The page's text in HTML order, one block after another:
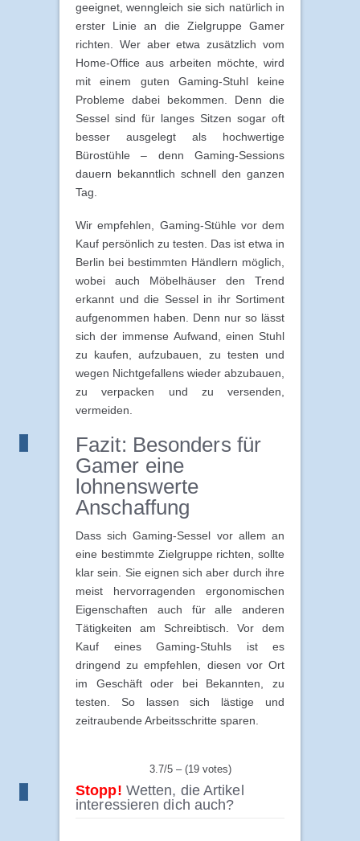
geeignet, wenngleich sie sich natürlich in
erster Linie an die Zielgruppe Gamer
richten. Wer aber etwa zusätzlich vom
Home-Office aus arbeiten möchte, wird
mit einem guten Gaming-Stuhl keine
Probleme dabei bekommen. Denn die
Sessel sind für langes Sitzen sogar oft
besser ausgelegt als hochwertige
Bürostühle – denn Gaming-Sessions
dauern bekanntlich schnell den ganzen
Tag.
Wir empfehlen, Gaming-Stühle vor dem
Kauf persönlich zu testen. Das ist etwa in
Berlin bei bestimmten Händlern möglich,
wobei auch Möbelhäuser den Trend
erkannt und die Sessel in ihr Sortiment
aufgenommen haben. Denn nur so lässt
sich der immense Aufwand, einen Stuhl
zu kaufen, aufzubauen, zu testen und
wegen Nichtgefallens wieder abzubauen,
zu verpacken und zu versenden,
vermeiden.
Fazit: Besonders für
Gamer eine
lohnenswerte
Anschaffung
Dass sich Gaming-Sessel vor allem an
eine bestimmte Zielgruppe richten, sollte
klar sein. Sie eignen sich aber durch ihre
meist hervorragenden ergonomischen
Eigenschaften auch für alle anderen
Tätigkeiten am Schreibtisch. Vor dem
Kauf eines Gaming-Stuhls ist es
dringend zu empfehlen, diesen vor Ort
im Geschäft oder bei Bekannten, zu
testen. So lassen sich lästige und
zeitraubende Arbeitsschritte sparen.
3.7/5 – (19 votes)
Stopp! Wetten, die Artikel
interessieren dich auch?